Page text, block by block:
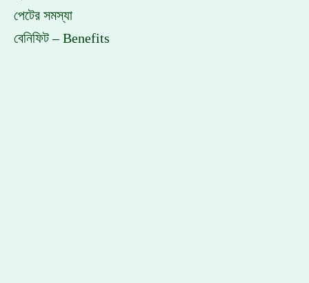
পেটের সমস্যা
বেনিফিট – Benefits